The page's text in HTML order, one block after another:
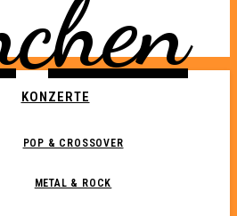
KONZERTE
POP & CROSSOVER
METAL & ROCK